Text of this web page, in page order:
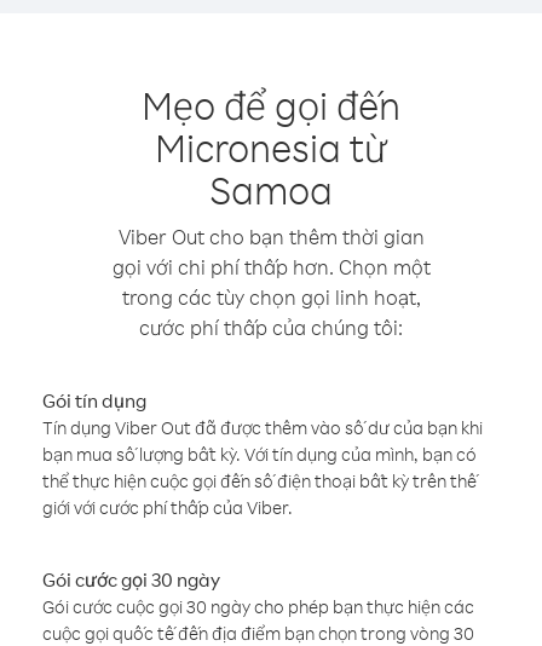
Mẹo để gọi đến
Micronesia từ
Samoa
Viber Out cho bạn thêm thời gian
gọi với chi phí thấp hơn. Chọn một
trong các tùy chọn gọi linh hoạt,
cước phí thấp của chúng tôi:
Gói tín dụng
Tín dụng Viber Out đã được thêm vào số dư của bạn khi
bạn mua số lượng bất kỳ. Với tín dụng của mình, bạn có
thể thực hiện cuộc gọi đến số điện thoại bất kỳ trên thế
giới với cước phí thấp của Viber.
Gói cước gọi 30 ngày
Gói cước cuộc gọi 30 ngày cho phép bạn thực hiện các
cuộc gọi quốc tế đến địa điểm bạn chọn trong vòng 30